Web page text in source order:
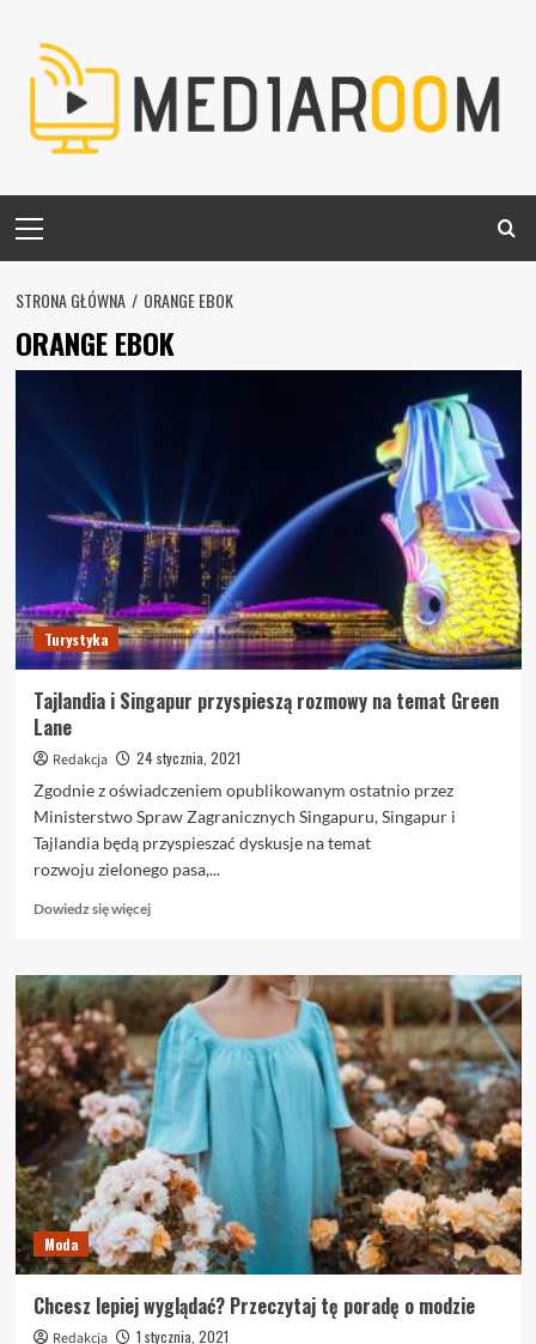
content
Menu
STRONA GŁÓWNA ORANGE EBOK
ORANGE EBOK
Turystyka
Tajlandia i Singapur przyspieszą rozmowy na temat Green
Lane
Redakcja
24 stycznia, 2021
Zgodnie z oświadczeniem opublikowanym ostatnio przez
Ministerstwo Spraw Zagranicznych Singapuru, Singapur i
Tajlandia będą przyspieszać dyskusje na temat
rozwoju zielonego pasa,...
Dowiedz się więcejDowiedz
o
Tajlandia
i
Singapur
przyspieszą
rozmowy
na
temat
Green
Lane
Moda
Chcesz lepiej wyglądać? Przeczytaj tę poradę o modzie
Redakcja
1 stycznia, 2021